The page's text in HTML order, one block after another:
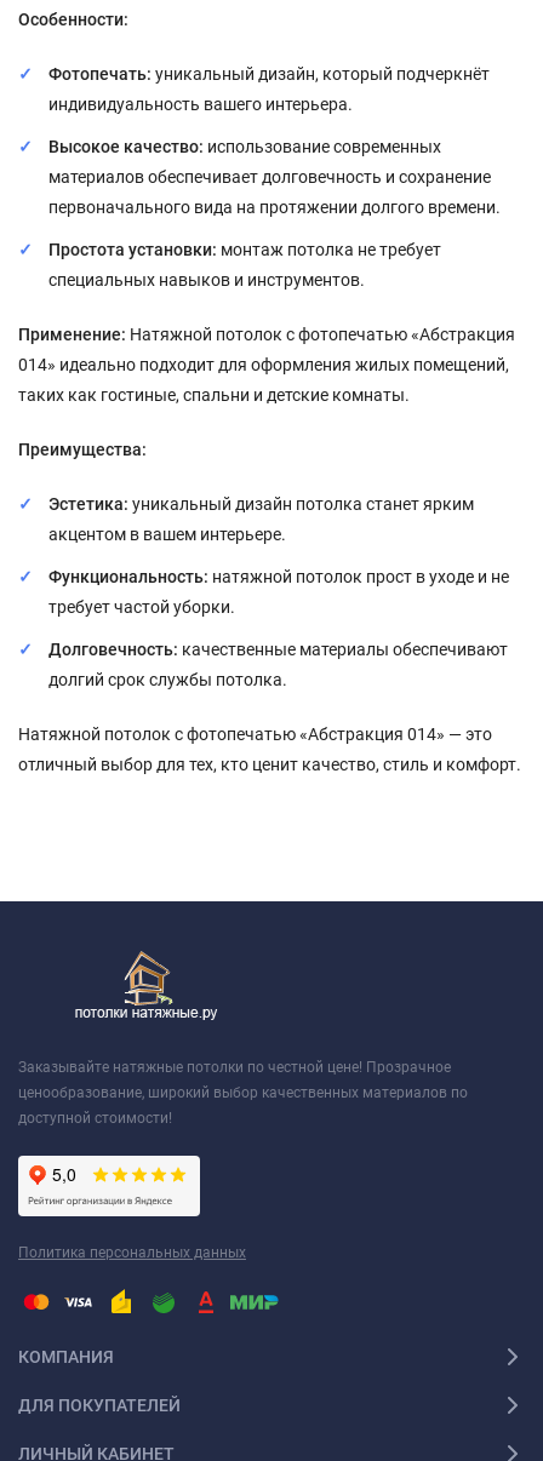
Особенности:
Фотопечать: уникальный дизайн, который подчеркнёт
индивидуальность вашего интерьера.
Высокое качество: использование современных
материалов обеспечивает долговечность и сохранение
первоначального вида на протяжении долгого времени.
Простота установки: монтаж потолка не требует
специальных навыков и инструментов.
Применение: Натяжной потолок с фотопечатью «Абстракция
014» идеально подходит для оформления жилых помещений,
таких как гостиные, спальни и детские комнаты.
Преимущества:
Эстетика: уникальный дизайн потолка станет ярким
акцентом в вашем интерьере.
Функциональность: натяжной потолок прост в уходе и не
требует частой уборки.
Долговечность: качественные материалы обеспечивают
долгий срок службы потолка.
Натяжной потолок с фотопечатью «Абстракция 014» — это
отличный выбор для тех, кто ценит качество, стиль и комфорт.
Заказывайте натяжные потолки по честной цене! Прозрачное
ценообразование, широкий выбор качественных материалов по
доступной стоимости!
Политика персональных данных
КОМПАНИЯ
ДЛЯ ПОКУПАТЕЛЕЙ
ЛИЧНЫЙ КАБИНЕТ